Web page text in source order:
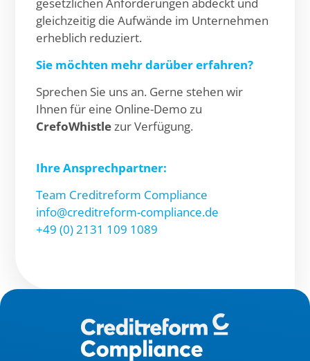
gleichzeitig die Aufwände im Unternehmen
erheblich reduziert.
Sie möchten mehr darüber erfahren?
Sprechen Sie uns an. Gerne stehen wir
Ihnen für eine Online-Demo zu
CrefoWhistlezur Verfügung.
Ihre Ansprechpartner:
Team Creditreform Compliance
info@creditreform-compliance.de
+49 (0) 2131 109 1089